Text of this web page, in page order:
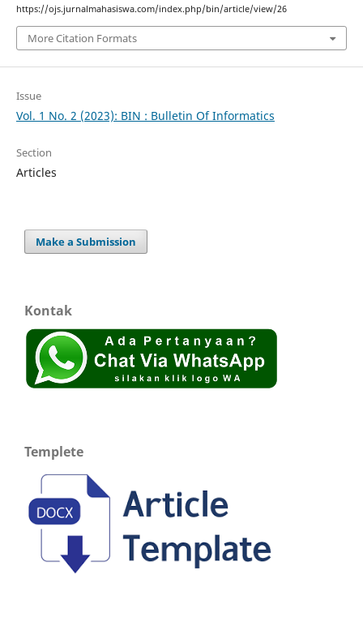
https://ojs.jurnalmahasiswa.com/index.php/bin/article/view/26
More Citation Formats
Issue
Vol. 1 No. 2 (2023): BIN : Bulletin Of Informatics
Section
Articles
Make a Submission
Kontak
Templete